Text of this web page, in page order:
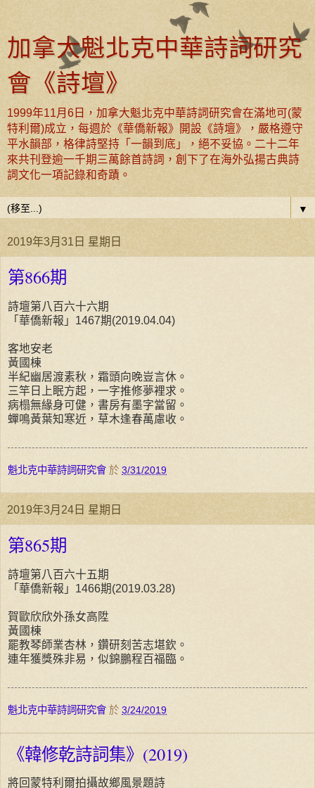
加拿大魁北克中華詩詞研究
會《詩壇》
1999年11月6日，加拿大魁北克中華詩詞研究會在滿地可(蒙
特利爾)成立，每週於《華僑新報》開設《詩壇》，嚴格遵守
平水韻部，格律詩堅持「一韻到底」，絕不妥協。二十二年
來共刊登逾一千期三萬餘首詩詞，創下了在海外弘揚古典詩
詞文化一項記錄和奇蹟。
▼
2019年3月31日 星期日
第866期
詩壇第八百六十六期
「華僑新報」1467期(2019.04.04)
客地安老
黃國棟
半紀幽居渡素秋，霜頭向晚豈言休。
三竿日上眠方起，一字推修夢裡求。
病榻無緣身可健，書房有墨字當留。
蟬鳴黃葉知寒近，草木逢春萬慮收。
魁北克中華詩詞研究會 於 3/31/2019
2019年3月24日 星期日
第865期
詩壇第八百六十五期
「華僑新報」1466期(2019.03.28)
賀歐欣欣外孫女高陞
黃國棟
罷教琴師業杏林，鑽研刻苦志堪欽。
連年獲獎殊非易，似錦鵬程百福臨。
魁北克中華詩詞研究會 於 3/24/2019
《韓修乾詩詞集》(2019)
將回蒙特利爾拍攝故鄉風景題詩